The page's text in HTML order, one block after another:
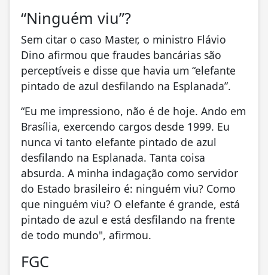
“Ninguém viu”?
Sem citar o caso Master, o ministro Flávio
Dino afirmou que fraudes bancárias são
perceptíveis e disse que havia um “elefante
pintado de azul desfilando na Esplanada”.
“Eu me impressiono, não é de hoje. Ando em
Brasília, exercendo cargos desde 1999. Eu
nunca vi tanto elefante pintado de azul
desfilando na Esplanada. Tanta coisa
absurda. A minha indagação como servidor
do Estado brasileiro é: ninguém viu? Como
que ninguém viu? O elefante é grande, está
pintado de azul e está desfilando na frente
de todo mundo", afirmou.
FGC